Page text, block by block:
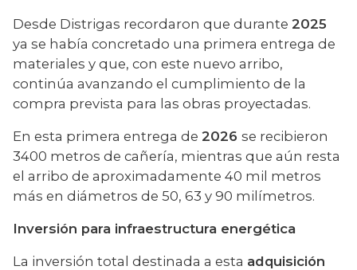
Desde Distrigas recordaron que durante 2025
ya se había concretado una primera entrega de
materiales y que, con este nuevo arribo,
continúa avanzando el cumplimiento de la
compra prevista para las obras proyectadas.
En esta primera entrega de 2026 se recibieron
3400 metros de cañería, mientras que aún resta
el arribo de aproximadamente 40 mil metros
más en diámetros de 50, 63 y 90 milímetros.
Inversión para infraestructura energética
La inversión total destinada a esta adquisición